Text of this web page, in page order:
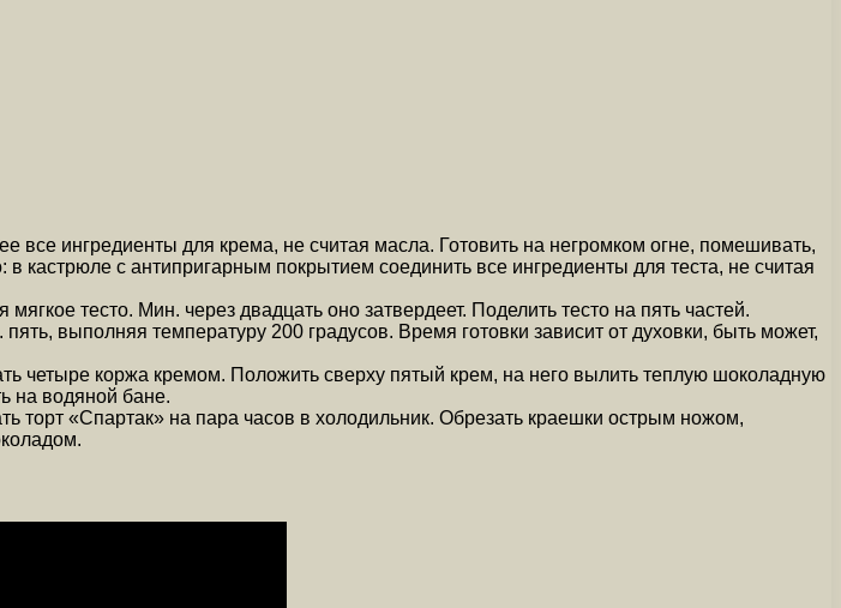
все ингредиенты для крема, не считая масла. Готовить на негромком огне, помешивать,
кастрюле с антипригарным покрытием соединить все ингредиенты для теста, не считая
тесто. Мин. через двадцать оно затвердеет. Поделить тесто на пять частей.
выполняя температуру 200 градусов. Время готовки зависит от духовки, быть может,
четыре коржа кремом. Положить сверху пятый крем, на него вылить теплую шоколадную
на водяной бане.
торт «Спартак» на пара часов в холодильник. Обрезать краешки острым ножом,